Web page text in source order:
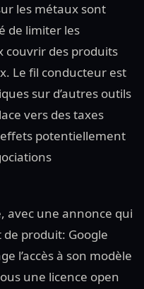
les métaux sont
de limiter les
couvrir des produits
Le fil conducteur est
sur d’autres outils
vers des taxes
effets potentiellement
avec une annonce qui
produit: Google
l’accès à son modèle
une licence open